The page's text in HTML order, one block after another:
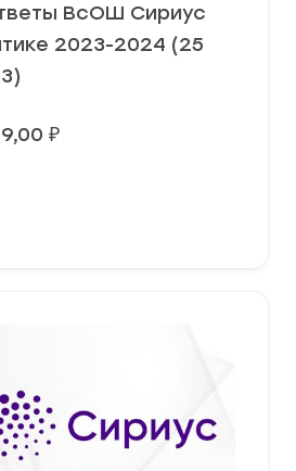
ВсОШ Сириус
2023-2024 (25
₽Диапазон